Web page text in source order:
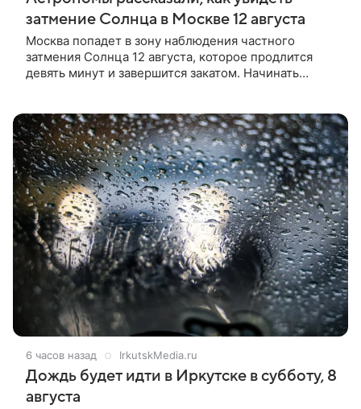
затмение Солнца в Москве 12 августа
Москва попадет в зону наблюдения частного
затмения Солнца 12 августа, которое продлится
девять минут и завершится закатом. Начинать
Московского планетария.
6 часов назад IrkutskMedia.ru
Дождь будет идти в Иркутске в субботу, 8
августа